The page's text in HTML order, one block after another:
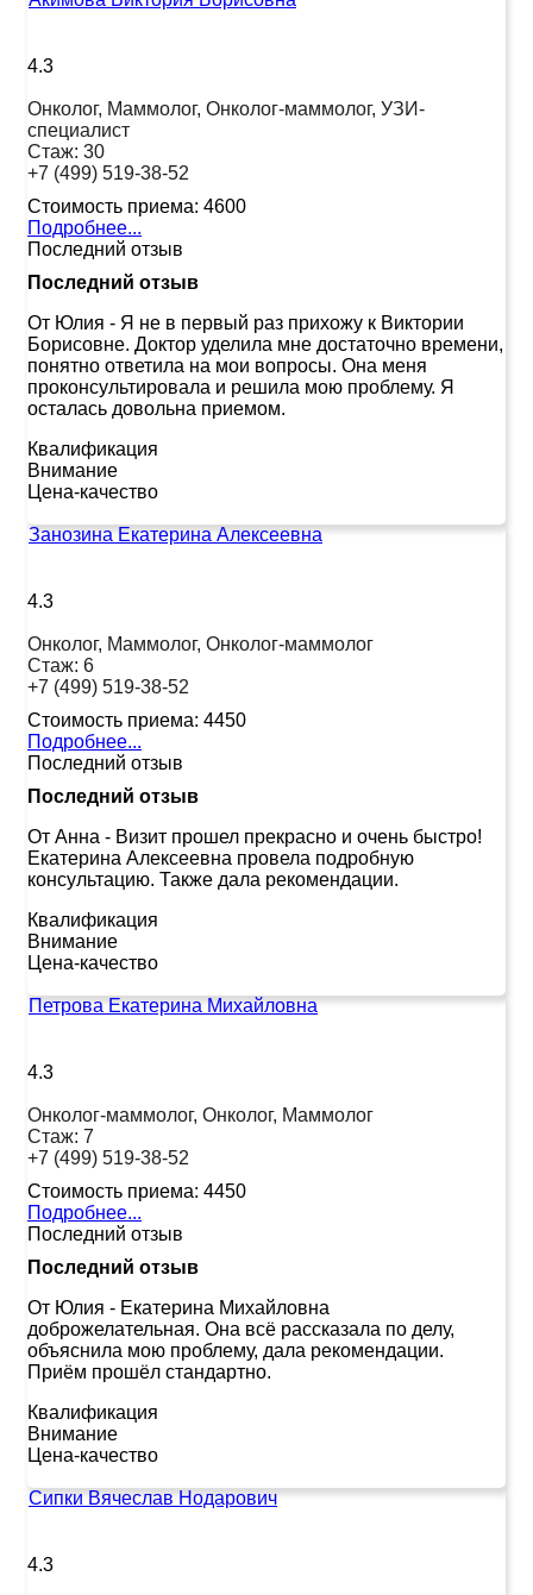
4.3
Онколог, Маммолог, Онколог-маммолог, УЗИ-
специалист
Стаж: 30
+7 (499) 519-38-52
Стоимость приема: 4600
Подробнее...
Последний отзыв
Последний отзыв
От Юлия - Я не в первый раз прихожу к Виктории
Борисовне. Доктор уделила мне достаточно времени,
понятно ответила на мои вопросы. Она меня
проконсультировала и решила мою проблему. Я
осталась довольна приемом.
Квалификация
Внимание
Цена-качество
Занозина Екатерина Алексеевна
4.3
Онколог, Маммолог, Онколог-маммолог
Стаж: 6
+7 (499) 519-38-52
Стоимость приема: 4450
Подробнее...
Последний отзыв
Последний отзыв
От Анна - Визит прошел прекрасно и очень быстро!
Екатерина Алексеевна провела подробную
консультацию. Также дала рекомендации.
Квалификация
Внимание
Цена-качество
Петрова Екатерина Михайловна
4.3
Онколог-маммолог, Онколог, Маммолог
Стаж: 7
+7 (499) 519-38-52
Стоимость приема: 4450
Подробнее...
Последний отзыв
Последний отзыв
От Юлия - Екатерина Михайловна
доброжелательная. Она всё рассказала по делу,
объяснила мою проблему, дала рекомендации.
Приём прошёл стандартно.
Квалификация
Внимание
Цена-качество
Сипки Вячеслав Нодарович
4.3